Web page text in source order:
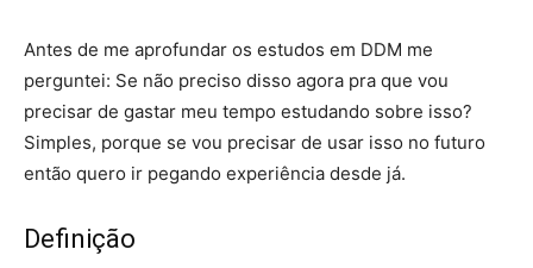
Antes de me aprofundar os estudos em DDM me
perguntei: Se não preciso disso agora pra que vou
precisar de gastar meu tempo estudando sobre isso?
Simples, porque se vou precisar de usar isso no futuro
então quero ir pegando experiência desde já.
Definição